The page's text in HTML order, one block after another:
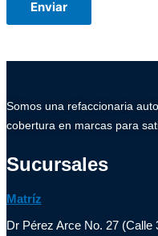
Somos una refaccionaria
cobertura en marcas para
Sucursales
Matríz
Dr Pérez Arce No. 27